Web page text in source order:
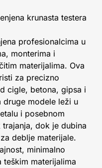
krunasta testera
profesionalcima u
monterima i
materijalima. Ova
za precizno
cigle, betona, gipsa i
druge modele leži u
i posebnom
dok je dubina
deblje materijale.
minimalno
teškim materijalima